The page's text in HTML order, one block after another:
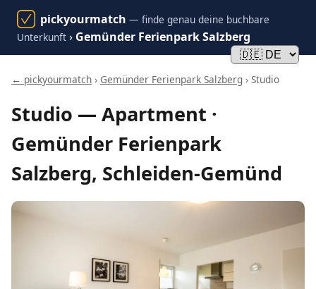
pickyourmatch — finde genau deine buchbare
Unterkunft › Gemünder Ferienpark Salzberg
← pickyourmatch › Gemünder Ferienpark Salzberg › Studio
Studio — Apartment ·
Gemünder Ferienpark
Salzberg, Schleiden-Gemünd